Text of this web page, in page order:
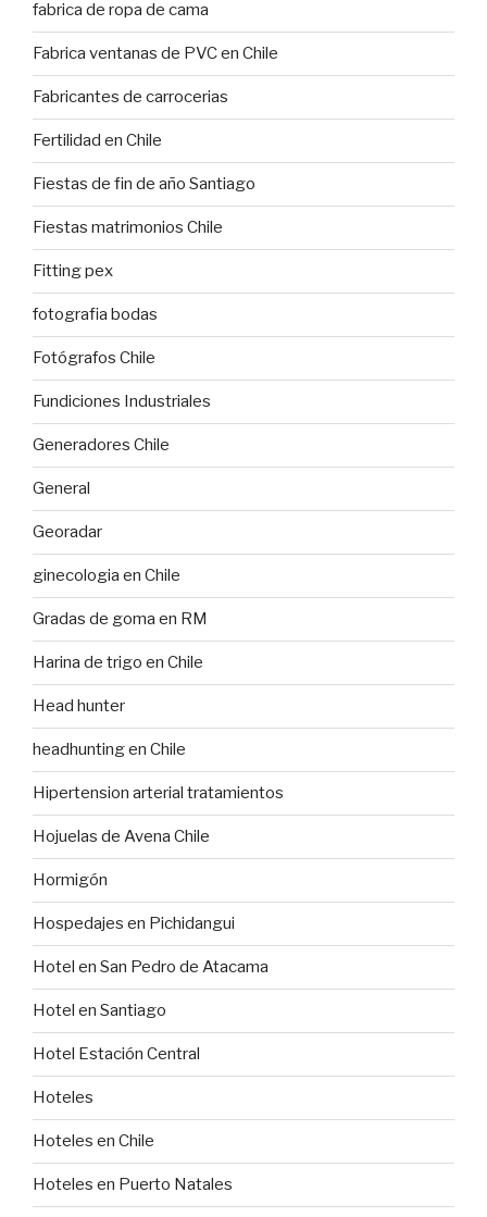
fabrica de ropa de cama
Fabrica ventanas de PVC en Chile
Fabricantes de carrocerias
Fertilidad en Chile
Fiestas de fin de año Santiago
Fiestas matrimonios Chile
Fitting pex
fotografia bodas
Fotógrafos Chile
Fundiciones Industriales
Generadores Chile
General
Georadar
ginecologia en Chile
Gradas de goma en RM
Harina de trigo en Chile
Head hunter
headhunting en Chile
Hipertension arterial tratamientos
Hojuelas de Avena Chile
Hormigón
Hospedajes en Pichidangui
Hotel en San Pedro de Atacama
Hotel en Santiago
Hotel Estación Central
Hoteles
Hoteles en Chile
Hoteles en Puerto Natales